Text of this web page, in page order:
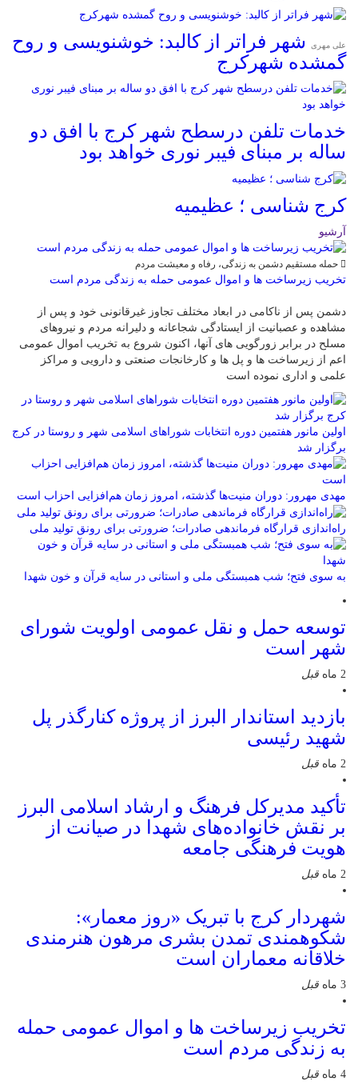
علی مهری
شهر فراتر از کالبد: خوشنویسی و روح
گمشده شهرکرج
خدمات تلفن درسطح شهر کرج با افق دو
ساله بر مبنای فیبر نوری خواهد بود
کرج شناسی ؛ عظیمیه
آرشیو
حمله مستقیم دشمن به زندگی، رفاه و معیشت مردم
تخریب زیرساخت ها و اموال عمومی حمله به زندگی مردم است
دشمن پس از ناکامی در ابعاد مختلف تجاوز غیرقانونی خود و پس از
مشاهده و عصبانیت از ایستادگی شجاعانه و دلیرانه مردم و نیروهای
مسلح در برابر زورگویی های آنها، اکنون شروع به تخریب اموال عمومی
اعم از زیرساخت ها و پل ها و کارخانجات صنعتی و دارویی و مراکز
علمی و اداری نموده است
اولین مانور هفتمین دوره انتخابات شوراهای اسلامی شهر و روستا در کرج
برگزار شد
مهدی مهرور: دوران منیت‌ها گذشته، امروز زمان هم‌افزایی احزاب است
راه‌اندازی قرارگاه فرماندهی صادرات؛ ضرورتی برای رونق تولید ملی
به سوی فتح؛ شب همبستگی ملی و استانی در سایه قرآن و خون شهدا
توسعه حمل و نقل عمومی اولویت شورای
شهر است
2 ماه قبل
بازدید استاندار البرز از پروژه کنارگذر پل
شهید رئیسی
2 ماه قبل
تأکید مدیرکل فرهنگ و ارشاد اسلامی البرز
بر نقش خانواده‌های شهدا در صیانت از
هویت فرهنگی جامعه
2 ماه قبل
شهردار کرج با تبریک «روز معمار»:
شکوهمندی تمدن بشری مرهون هنرمندی
خلاقانه معماران است
3 ماه قبل
تخریب زیرساخت ها و اموال عمومی حمله
به زندگی مردم است
4 ماه قبل